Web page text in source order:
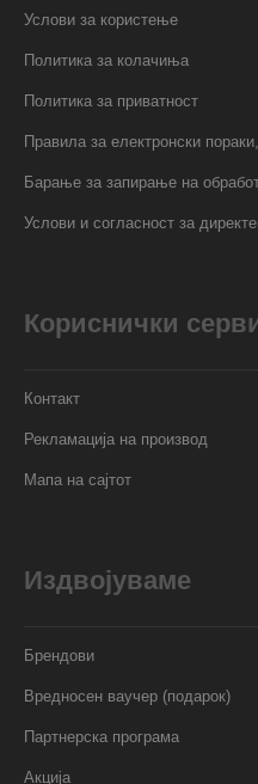
Услови за користење
Политика за колачиња
Политика за приватност
Правила за електронски
Барање за запирање на
Услови и согласност за
Кориснички
Контакт
Рекламација на производ
Мапа на сајтот
Издвојуваме
Брендови
Вредносен ваучер (подарок)
Партнерска програма
Акција